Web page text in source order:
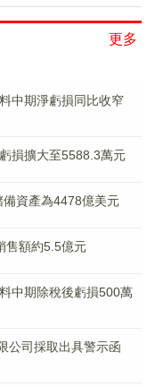
更多
中期淨虧損同比收窄
損擴大至5588.3萬元
資產為4478億美元
售額約5.5億元
中期除稅後虧損500萬
公司採取出具警示函